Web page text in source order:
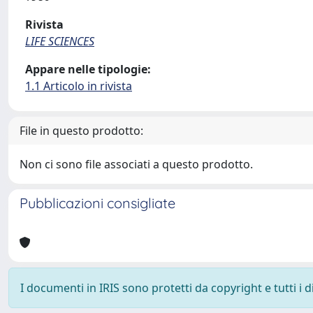
Rivista
LIFE SCIENCES
Appare nelle tipologie:
1.1 Articolo in rivista
File in questo prodotto:
Non ci sono file associati a questo prodotto.
Pubblicazioni consigliate
I documenti in IRIS sono protetti da copyright e tutti i